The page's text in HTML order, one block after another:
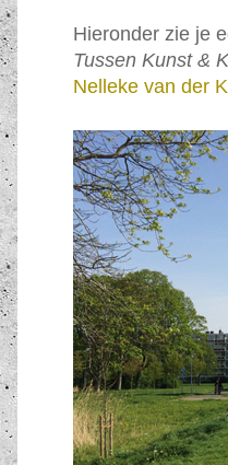
Hieronder zie je
Tussen Kunst &
Nelleke van der